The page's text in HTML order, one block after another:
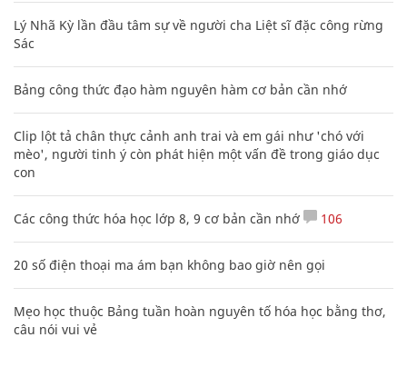
Lý Nhã Kỳ lần đầu tâm sự về người cha Liệt sĩ đặc công rừng
Sác
Bảng công thức đạo hàm nguyên hàm cơ bản cần nhớ
Clip lột tả chân thực cảnh anh trai và em gái như 'chó với
mèo', người tinh ý còn phát hiện một vấn đề trong giáo dục
con
Các công thức hóa học lớp 8, 9 cơ bản cần nhớ 106
20 số điện thoại ma ám bạn không bao giờ nên gọi
Mẹo học thuộc Bảng tuần hoàn nguyên tố hóa học bằng thơ,
câu nói vui vẻ